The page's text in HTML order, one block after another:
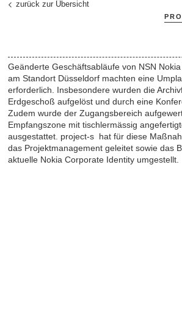
zurück zur Übersicht
Geänderte Geschäftsabläufe von NSN
am Standort Düsseldorf machten eine
erforderlich. Insbesondere wurden die
Erdgeschoß aufgelöst und durch eine
Zudem wurde der Zugangsbereich
Empfangszone mit tischlermässig
ausgestattet. project-s hat für diese
das Projektmanagement geleitet sowie das
aktuelle Nokia Corporate Identity umgestellt.